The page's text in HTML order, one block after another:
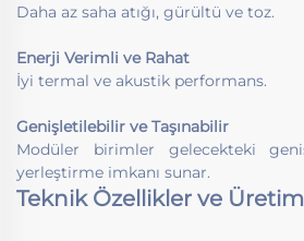
Daha az saha atığı, gürültü ve toz.
Enerji Verimli ve Rahat
İyi termal ve akustik performans.
Genişletilebilir ve Taşınabilir
Modüler birimler gelecekteki
yerleştirme imkanı sunar.
Teknik Özellikler ve